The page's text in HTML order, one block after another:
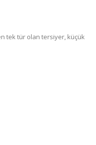
tek tür olan tersiyer, küçük